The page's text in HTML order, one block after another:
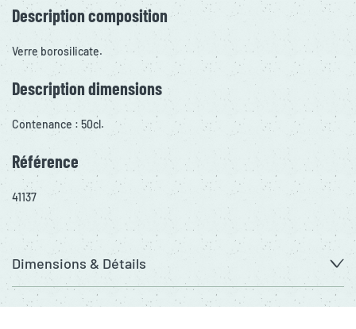
Description composition
Verre borosilicate.
Description dimensions
Contenance : 50cl.
Référence
41137
Dimensions & Détails